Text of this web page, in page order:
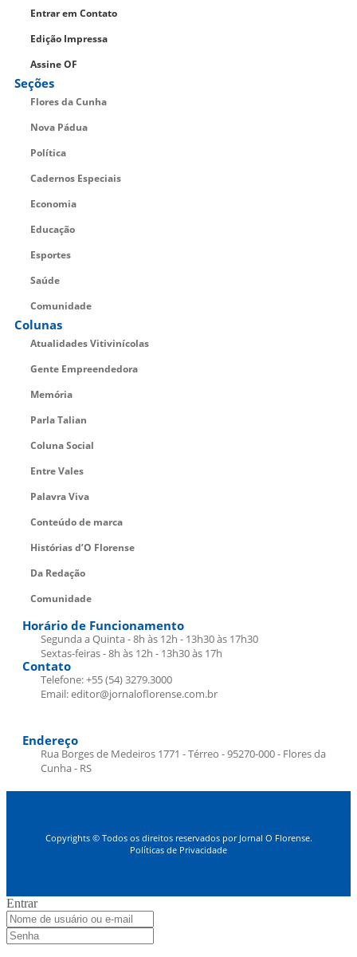
Entrar em Contato
Edição Impressa
Assine OF
Seções
Flores da Cunha
Nova Pádua
Política
Cadernos Especiais
Economia
Educação
Esportes
Saúde
Comunidade
Colunas
Atualidades Vitivinícolas
Gente Empreendedora
Memória
Parla Talian
Coluna Social
Entre Vales
Palavra Viva
Conteúdo de marca
Histórias d’O Florense
Da Redação
Comunidade
Horário de Funcionamento
Segunda a Quinta - 8h às 12h - 13h30 às 17h30
Sextas-feiras - 8h às 12h - 13h30 às 17h
Contato
Telefone: +55 (54) 3279.3000
Email: editor@jornaloflorense.com.br
Endereço
Rua Borges de Medeiros 1771 - Térreo - 95270-000 - Flores da
Cunha - RS
Copyrights © Todos os direitos reservados por Jornal O Florense.
Políticas de Privacidade
Entrar